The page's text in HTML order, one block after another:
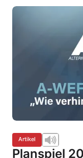
Artikel
Planspiel